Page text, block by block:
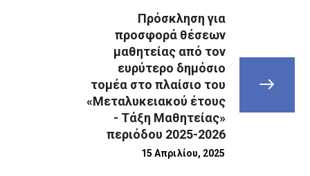
Πρόσκληση για
προσφορά θέσεων
μαθητείας από τον
ευρύτερο δημόσιο
τομέα στο πλαίσιο του
«Μεταλυκειακού έτους
- Τάξη Μαθητείας»
περιόδου 2025-2026
15 Απριλίου, 2025